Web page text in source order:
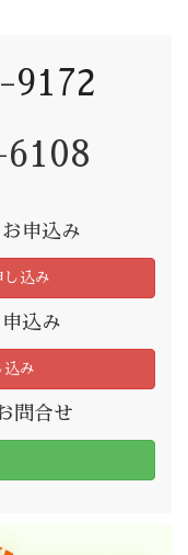
9172
申込み
し込み
込み
込み
問合せ